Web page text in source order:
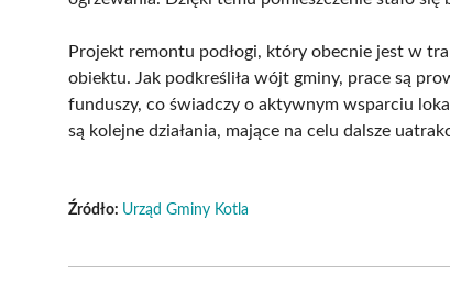
Projekt remontu podłogi, który obecnie jest w
obiektu. Jak podkreśliła wójt gminy, prace są
funduszy, co świadczy o aktywnym wsparciu
są kolejne działania, mające na celu dalsze
Źródło: Urząd Gminy Kotla